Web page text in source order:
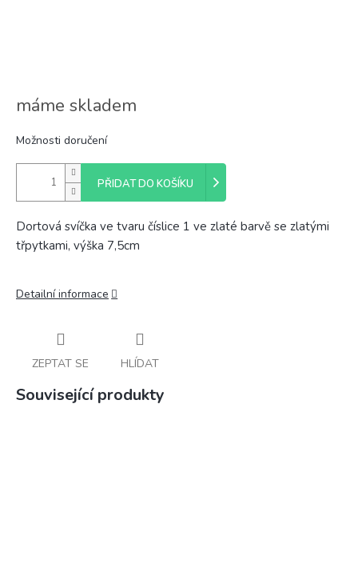
máme skladem
Možnosti doručení
PŘIDAT DO KOŠÍKU
Dortová svíčka ve tvaru číslice 1 ve zlaté barvě se zlatými
třpytkami, výška 7,5cm
Detailní informace
ZEPTAT SE HLÍDAT
Související produkty